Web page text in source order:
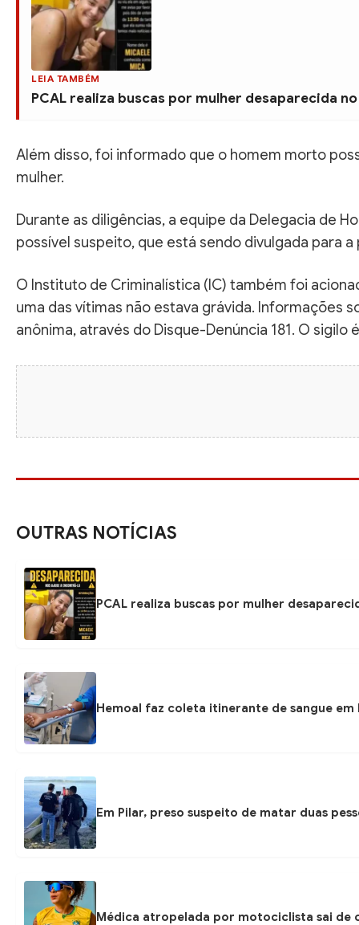
LEIA TAMBÉM
PCAL realiza buscas por mulher desaparecida
Além disso, foi informado que o homem morto
mulher.
Durante as diligências, a equipe da Delegacia de
possível suspeito, que está sendo divulgada para
O Instituto de Criminalística (IC) também foi
uma das vítimas não estava grávida. Informações
anônima, através do Disque-Denúncia 181. O sigilo
OUTRAS NOTÍCIAS
PCAL realiza buscas por mulher
Hemoal faz coleta itinerante de sangue em
Em Pilar, preso suspeito de matar duas
Médica atropelada por motociclista sai de